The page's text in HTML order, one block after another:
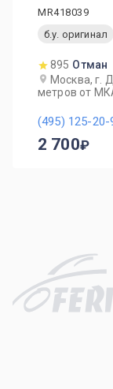
MR418039
б.у. оригинал
895 Отман
Москва, г.
метров от
(495) 125-20-
2 700